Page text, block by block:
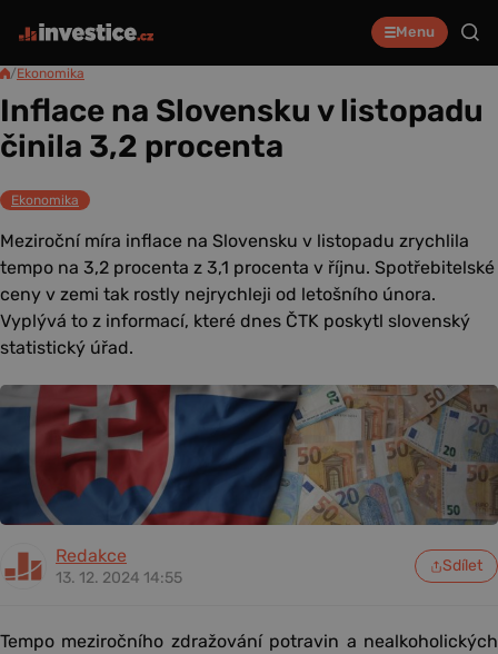
Menu
/Ekonomika
Inflace na Slovensku v listopadu
činila 3,2 procenta
Ekonomika
Meziroční míra inflace na Slovensku v listopadu zrychlila
tempo na 3,2 procenta z 3,1 procenta v říjnu. Spotřebitelské
ceny v zemi tak rostly nejrychleji od letošního února.
Vyplývá to z informací, které dnes ČTK poskytl slovenský
statistický úřad.
Redakce
13. 12. 2024 14:55
Sdílet
Tempo meziročního zdražování potravin a nealkoholických